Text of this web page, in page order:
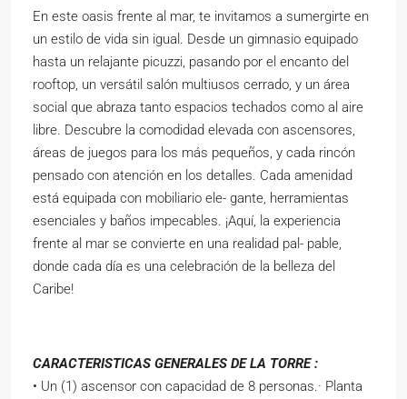
En este oasis frente al mar, te invitamos a sumergirte en
un estilo de vida sin igual. Desde un gimnasio equipado
hasta un relajante picuzzi, pasando por el encanto del
rooftop, un versátil salón multiusos cerrado, y un área
social que abraza tanto espacios techados como al aire
libre. Descubre la comodidad elevada con ascensores,
áreas de juegos para los más pequeños, y cada rincón
pensado con atención en los detalles. Cada amenidad
está equipada con mobiliario ele- gante, herramientas
esenciales y baños impecables. ¡Aquí, la experiencia
frente al mar se convierte en una realidad pal- pable,
donde cada día es una celebración de la belleza del
Caribe!
CARACTERISTICAS GENERALES DE LA TORRE :
• Un (1) ascensor con capacidad de 8 personas.· Planta